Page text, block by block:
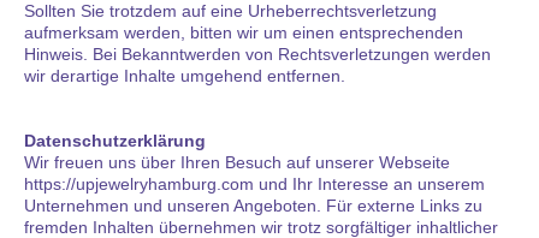
Sollten Sie trotzdem auf eine Urheberrechtsverletzung
aufmerksam werden, bitten wir um einen entsprechenden
Hinweis. Bei Bekanntwerden von Rechtsverletzungen werden
wir derartige Inhalte umgehend entfernen.
Datenschutzerklärung
Wir freuen uns über Ihren Besuch auf unserer Webseite
https://upjewelryhamburg.com und Ihr Interesse an unserem
Unternehmen und unseren Angeboten. Für externe Links zu
fremden Inhalten übernehmen wir trotz sorgfältiger inhaltlicher